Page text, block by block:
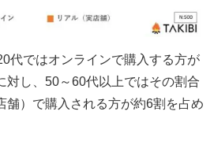
代ではオンラインで購入する方が
対し、50～60代以上ではその割合
舗）で購入される方が約6割を占め